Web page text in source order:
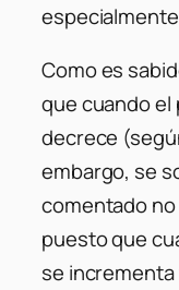
Como es
que cuando el
decrece
embargo, se
comentado
puesto que
se